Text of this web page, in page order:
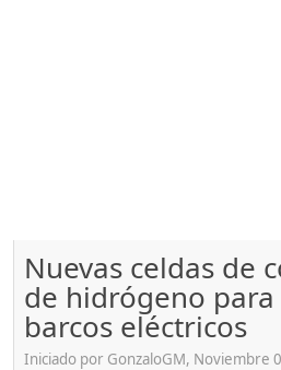
Nuevas celdas de
de hidrógeno
barcos eléctricos
Iniciado por GonzaloGM, Noviembre